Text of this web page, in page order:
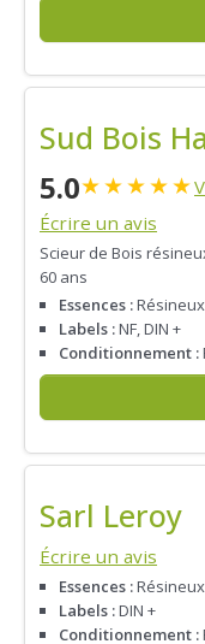
Sud Bois
5.0★★★★★
Écrire un avis
Scieur de Bois
60 ans
Essences :Résineux
Labels :NF, DIN +
Conditionnement :
Sarl Leroy
Écrire un avis
Essences :Résineux
Labels :DIN +
Conditionnement :